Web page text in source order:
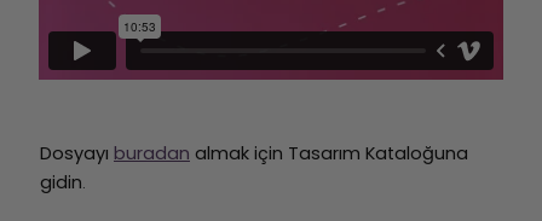
Dosyayı buradan almak için Tasarım Kataloğuna
gidin